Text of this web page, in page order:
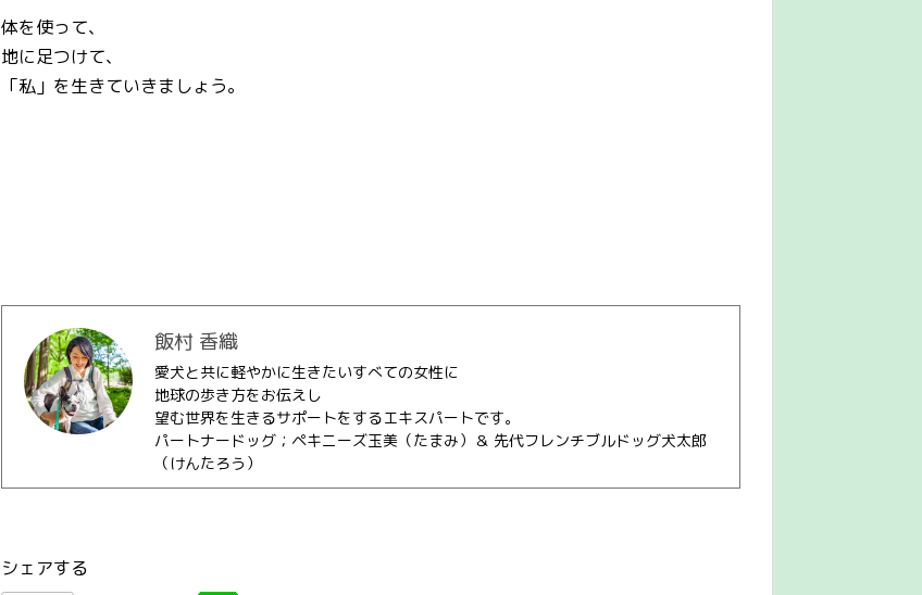
体を使って、
地に足つけて、
「私」を生きていきましょう。
飯村 香織
愛犬と共に軽やかに生きたいすべての女性に
地球の歩き方をお伝えし
望む世界を生きるサポートをするエキスパートです。
パートナードッグ；ペキニーズ玉美（たまみ）＆ 先代フレンチブルドッグ犬太郎
（けんたろう）
シェアする